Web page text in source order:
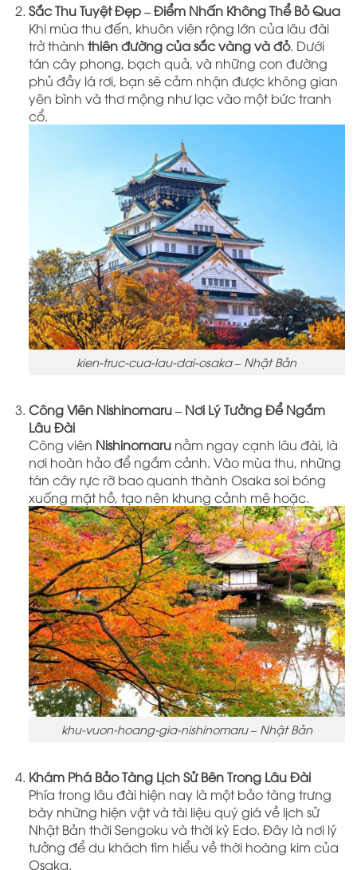
Sắc Thu Tuyệt Đẹp – Điểm Nhấn Không Thể Bỏ Qua
Khi mùa thu đến, khuôn viên rộng lớn của lâu đài
trở thành thiên đường của sắc vàng và đỏ. Dưới
tán cây phong, bạch quả, và những con đường
phủ đầy lá rơi, bạn sẽ cảm nhận được không gian
yên bình và thơ mộng như lạc vào một bức tranh
cổ.
kien-truc-cua-lau-dai-osaka – Nhật Bản
Công Viên Nishinomaru – Nơi Lý Tưởng Để Ngắm
Lâu Đài
Công viên Nishinomarunằm ngay cạnh lâu đài, là
nơi hoàn hảo để ngắm cảnh. Vào mùa thu, những
tán cây rực rỡ bao quanh thành Osaka soi bóng
xuống mặt hồ, tạo nên khung cảnh mê hoặc.
khu-vuon-hoang-gia-nishinomaru – Nhật Bản
Khám Phá Bảo Tàng Lịch Sử Bên Trong Lâu Đài
Phía trong lâu đài hiện nay là một bảo tàng trưng
bày những hiện vật và tài liệu quý giá về lịch sử
Nhật Bản thời Sengoku và thời kỳ Edo. Đây là nơi lý
tưởng để du khách tìm hiểu về thời hoàng kim của
Osaka.